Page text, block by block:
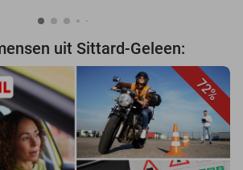
uit Sittard-Geleen:
72%